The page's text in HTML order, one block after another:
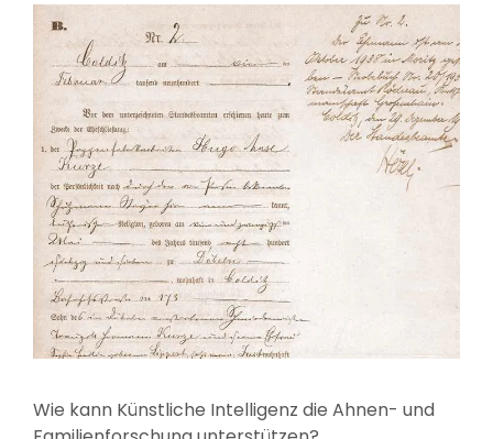
Wie kann Künstliche Intelligenz die Ahnen- und